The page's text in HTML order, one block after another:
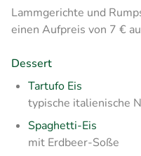
Lammgerichte und
einen Aufpreis von 7 €
Dessert
Tartufo Eis
typische italienische
Spaghetti-Eis
mit Erdbeer-Soße